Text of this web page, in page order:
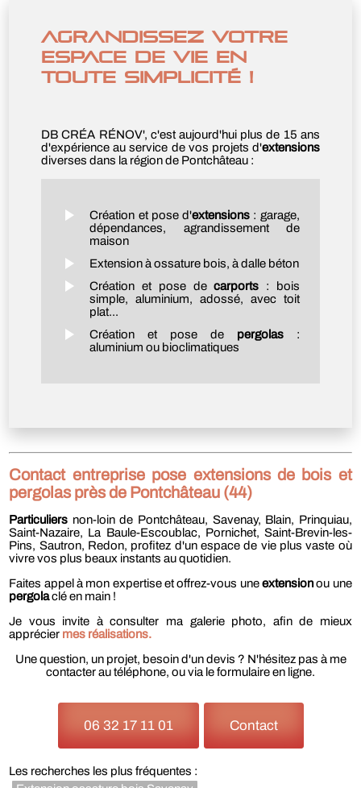
AGRANDISSEZ VOTRE
ESPACE DE VIE EN
TOUTE SIMPLICITÉ !
DB CRÉA RÉNOV', c'est aujourd'hui plus de 15 ans
d'expérience au service de vos projets d'extensions
diverses dans la région de Pontchâteau :
Création et pose d'extensions : garage,
dépendances, agrandissement de
maison
Extension à ossature bois, à dalle béton
Création et pose decarports : bois
simple, aluminium, adossé, avec toit
plat...
Création et pose de pergolas:
aluminium ou bioclimatiques
Contact entreprise pose extensions de bois et
pergolas près de Pontchâteau (44)
Particuliers non-loin de Pontchâteau, Savenay, Blain, Prinquiau,
Saint-Nazaire, La Baule-Escoublac, Pornichet, Saint-Brevin-les-
Pins, Sautron, Redon, profitez d'un espace de vie plus vaste où
vivre vos plus beaux instants au quotidien.
Faites appel à mon expertise et offrez-vous uneextensionou une
pergolaclé en main !
Je vous invite à consulter ma galerie photo, afin de mieux
apprécier mes réalisations.
Une question, un projet, besoin d'un devis ? N'hésitez pas à me
contacter au téléphone, ou via le formulaire en ligne.
06 32 17 11 01 Contact
Les recherches les plus fréquentes :